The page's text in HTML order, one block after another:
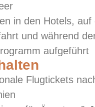
in den Hotels, auf
und während
aufgeführt
Flugtickets